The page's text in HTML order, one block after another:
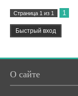
Страница 1 из 1 1
О сайте